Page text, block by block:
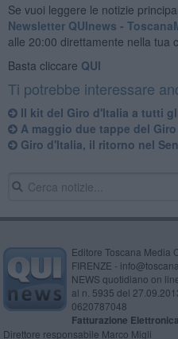
Se vuoi leggere le notizie
Newsletter QUInews -
alle 20:00 direttamente nella tua
Basta cliccare QUI
Ti potrebbe interessare
Il kit del Giro d'Italia a tutti
A maggio due tappe del
Giro d'Italia, il ritorno nel
Editore Toscana Media
FIRENZE -
NEWS quotidiano on
al n. 5935 del
0620787048
Fatturazione
Direttore responsabile Marco Migli